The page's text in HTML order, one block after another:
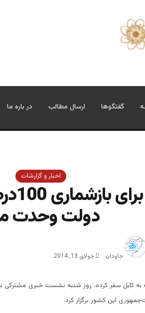
گفتگوها ارسال مطالب در باره ما
اخبار و گزارشات
دولت وحدت
جاودان جولای 13, 2014
به کابل سفر کرده، روز شنبه نشست خبری مشترکی
این کشور برگزار کرد.